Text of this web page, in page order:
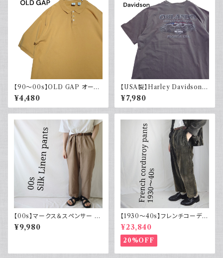
【90～00s】OLD GAP オール
ドギャップ ポロシャツ 無地 古着
マスタードイエロー 夏 大きめ
¥4,480
【USA製】Harley Davidson
ハーレーダビッドソン プリントT
シャツ 古着 フェードグレー 00s
イーグル 大きめ
¥7,980
【00s】マークス＆スペンサー M
arks & Spencer シルクリネン
パンツ スラックス 古着
¥9,980
【1930～40s】フレンチコーデュ
ロイパンツ ヴィンテージ ダーク
ブラウン
¥23,840
20%OFF